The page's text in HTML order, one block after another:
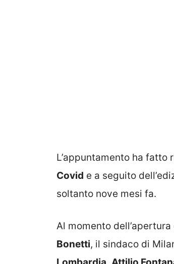
L’appuntamento ha fatto
Covid e a seguito
soltanto nove mesi fa.
Al momento
Bonetti, il sindaco di